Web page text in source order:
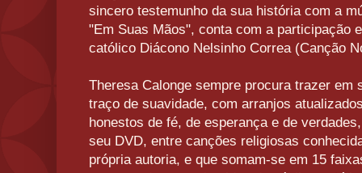
sincero testemunho da sua história com a
"Em Suas Mãos", conta com a participação
católico Diácono Nelsinho Correa (Canção
Theresa Calonge sempre procura trazer em
traço de suavidade, com arranjos
honestos de fé, de esperança e de
seu DVD, entre canções religiosas
própria autoria, e que somam-se em 15